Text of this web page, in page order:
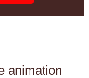
animation